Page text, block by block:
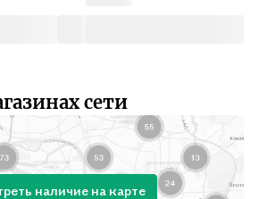
сети
наличие на карте